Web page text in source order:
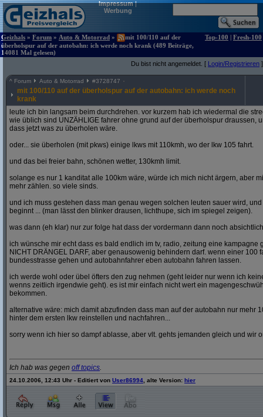
Impressum|
Werbung
Geizhals » Forum » Auto & Motorrad »
mit 100/110 auf der
überholspur auf der autobahn: ich werde noch krank (489 Beiträge,
14081 Mal gelesen)
Top-100 | Fresh-100
Du bist nicht angemeldet. [ Login/Registrieren ]
^ Forum Auto & Motorrad #3728747
mit 100/110 auf der überholspur auf der autobahn: ich werde noch
krank
leute ich bin langsam beim durchdrehen. vor kurzem hab ich wiedermal die
wie üblich sind UNZÄHLIGE fahrer ohne grund auf der überholspur draussen,
dass jetzt was zu überholen wäre.
oder... sie überholen (mit pkws) einige lkws mit 110kmh, wo der lkw 105 fahrt.
und das bei freier bahn, schönen wetter, 130kmh limit.
solange es nur 1 kanditat alle 100km wäre, würde ich mich nicht ärgern, aber
mehr zählen. so viele sinds.
und ich muss gestehen dass man genau wegen solchen leuten sauer wird,
beginnt ... (man lässt den blinker drausen, lichthupe, sich im spiegel zeigen).
was dann (eh klar) nur zur folge hat dass der vordermann dann noch
ich wünsche mir echt dass es bald endlich im tv, radio, zeitung eine kampagne
NICHT DRÄNGEL DARF, aber genausowenig behindern darf. wenn einer 100
bundesstrasse gehen und autobahnfahrer eben autobahn fahren lassen.
ich werde wohl oder übel öfters den zug nehmen (geht leider nur wenn ich
wenns zeitlich irgendwie geht). es ist mir einfach nicht wert ein
bekommen.
alternative wäre: mich damit abzufinden dass man auf der autobahn nur mehr
hinter dem ersten lkw reinstellen und nachfahren...
sorry wenn ich hier so dampf ablasse, aber vlt. gehts jemanden gleich und wir
Ich hab was gegen off topics.
24.10.2006, 12:43 Uhr - Editiert von User86994 , alte Version: hier